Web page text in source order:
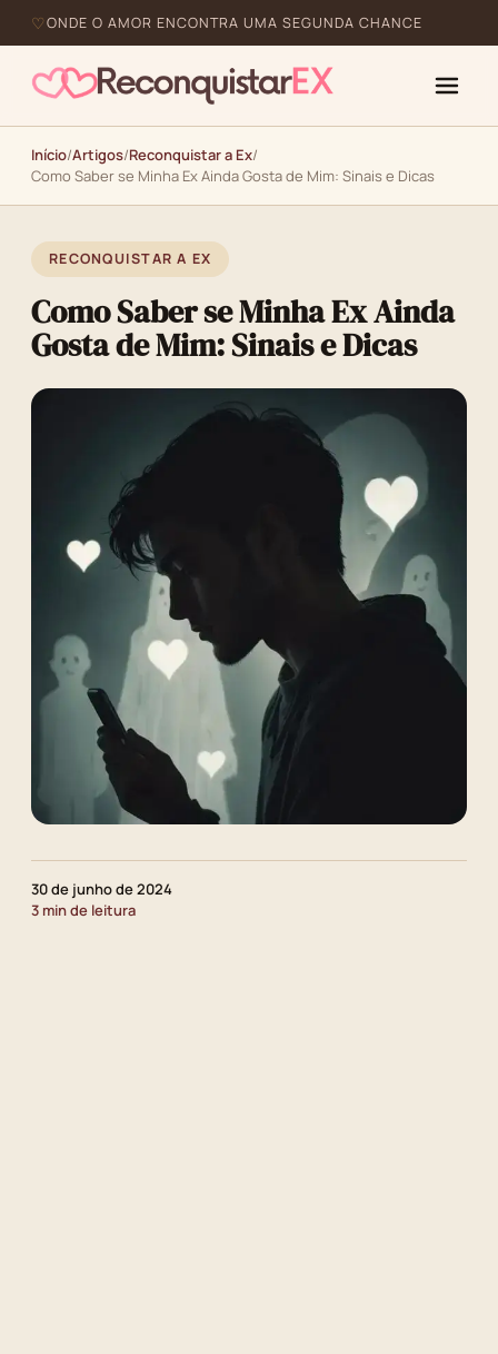
ONDE O AMOR ENCONTRA UMA SEGUNDA CHANCE
Início/Artigos/Reconquistar a Ex/
Como Saber se Minha Ex Ainda Gosta de Mim: Sinais e Dicas
RECONQUISTAR A EX
Como Saber se Minha Ex Ainda
Gosta de Mim: Sinais e Dicas
30 de junho de 2024
3 min de leitura